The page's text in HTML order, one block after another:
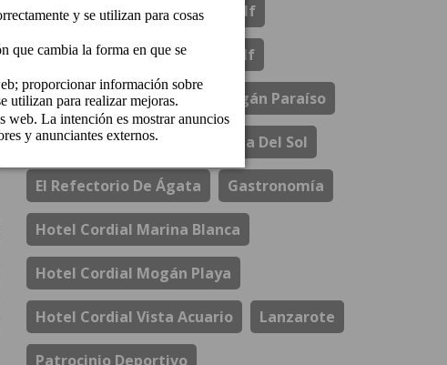
Bungalows Cordial Green Golf
Bungalows Cordial Sandy Golf
Comunicados Cordial Mogán Paraíso
Cordial Mogán Solaz Costa Del Sol
El Refectorio De Ágata Gastronomía
Hotel Cordial Marina Blanca
Hotel Cordial Mogán Playa
Hotel Cordial Vista Acuario Lanzarote
Patrocinio Deportivo